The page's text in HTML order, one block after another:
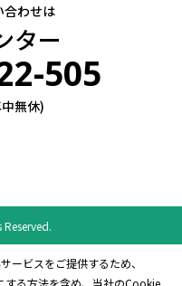
合わせは
ター
505
無休)
ービスをご提供するため、
る方法を含め、当社のCookie